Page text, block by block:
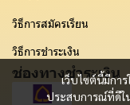
เว็บไซต์นี้มีกา
ประสบการณ์ที่ดีใ
วิธีการสมัครเรียน
วิธีการชำระเงิน
ช่องทางชำระเงิน